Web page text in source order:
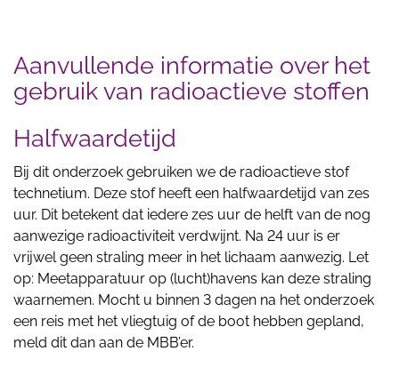
Aanvullende informatie over het
gebruik van radioactieve stoffen
Halfwaardetijd
Bij dit onderzoek gebruiken we de radioactieve stof
technetium. Deze stof heeft een halfwaardetijd van zes
uur. Dit betekent dat iedere zes uur de helft van de nog
aanwezige radioactiviteit verdwijnt. Na 24 uur is er
vrijwel geen straling meer in het lichaam aanwezig. Let
op: Meetapparatuur op (lucht)havens kan deze straling
waarnemen. Mocht u binnen 3 dagen na het onderzoek
een reis met het vliegtuig of de boot hebben gepland,
meld dit dan aan de MBB’er.